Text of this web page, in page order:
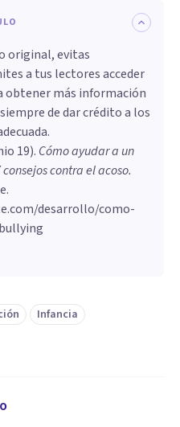
original, evitas
a tus lectores acceder
obtener más información
de dar crédito a los
19). Cómo ayudar a un
contra el acoso.
desarrollo/como-
Infancia